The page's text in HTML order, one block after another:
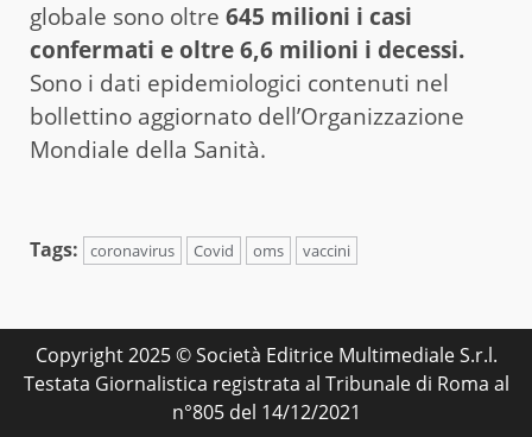
globale sono oltre 645 milioni i casi
confermati e oltre 6,6 milioni i decessi.
Sono i dati epidemiologici contenuti nel
bollettino aggiornato dell’Organizzazione
Mondiale della Sanità.
Tags: coronavirus Covid oms vaccini
Copyright 2025 © Società Editrice Multimediale S.r.l.
Testata Giornalistica registrata al Tribunale di Roma al
n°805 del 14/12/2021